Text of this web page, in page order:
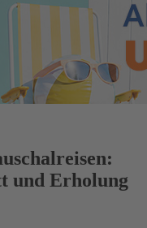
und Erholung